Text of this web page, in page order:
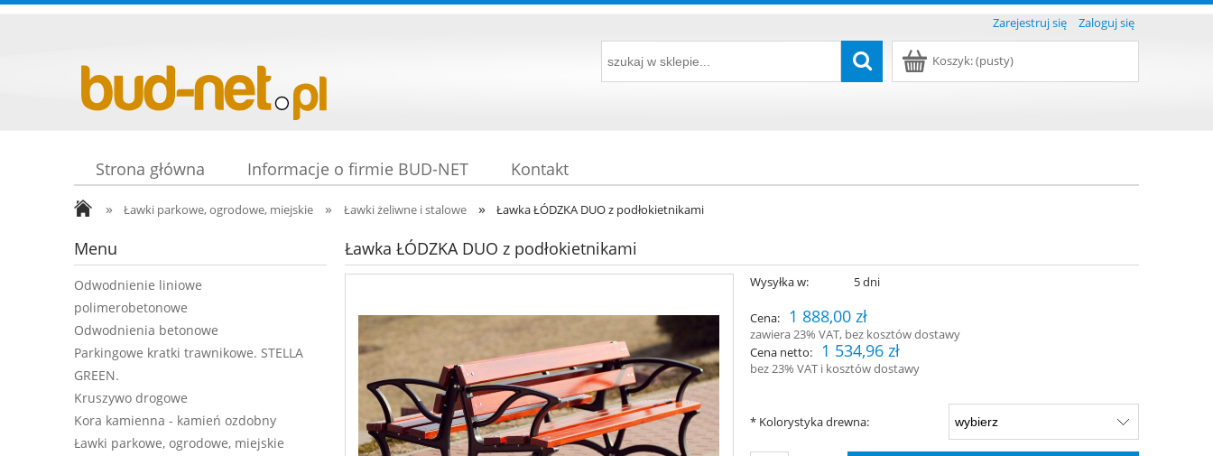
Zarejestruj się Zaloguj się
Koszyk:(pusty)
Strona główna Informacje o firmie BUD-NET Kontakt
» Ławki parkowe, ogrodowe, miejskie » Ławki żeliwne i stalowe » Ławka ŁÓDZKA DUO z podłokietnikami
Menu
Odwodnienie liniowe
polimerobetonowe
Odwodnienia betonowe
Parkingowe kratki trawnikowe. STELLA
GREEN.
Kruszywo drogowe
Kora kamienna - kamień ozdobny
Ławki parkowe, ogrodowe, miejskie
Ławka ŁÓDZKA DUO z podłokietnikami
Wysyłka w: 5 dni
Cena: 1 888,00 zł
zawiera 23% VAT, bez kosztów dostawy
Cena netto:
1 534,96 zł
bez 23% VAT i kosztów dostawy
* Kolorystyka drewna: